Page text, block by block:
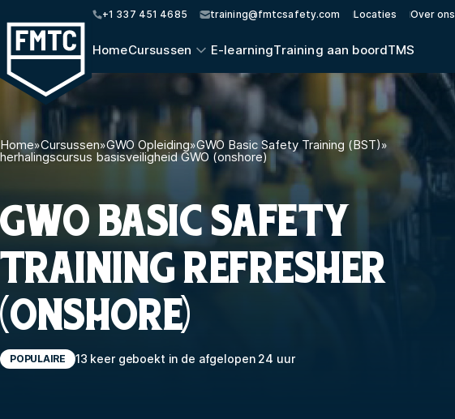
+1 337 451 4685 training@fmtcsafety.com Locaties Over ons
HomeCursussen E-learningTraining aan boordTMS
Home»Cursussen»GWO Opleiding»GWO Basic Safety Training (BST)»
herhalingscursus basisveiligheid GWO (onshore)
GWO BASIC SAFETY
TRAINING REFRESHER
(ONSHORE)
POPULAIRE 13 keer geboekt in de afgelopen 24 uur